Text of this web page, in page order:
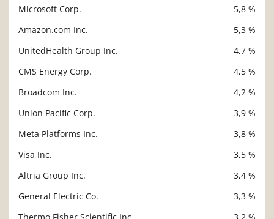
Microsoft Corp.
5,8 %
Amazon.com Inc.
5,3 %
UnitedHealth Group Inc.
4,7 %
CMS Energy Corp.
4,5 %
Broadcom Inc.
4,2 %
Union Pacific Corp.
3,9 %
Meta Platforms Inc.
3,8 %
Visa Inc.
3,5 %
Altria Group Inc.
3,4 %
General Electric Co.
3,3 %
Thermo Fisher Scientific Inc.
3,2 %